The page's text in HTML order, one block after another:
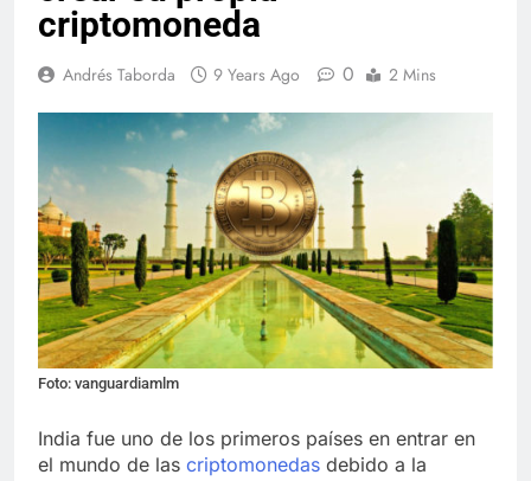
criptomoneda
Andrés Taborda 9 Years Ago 0 2 Mins
Foto: vanguardiamlm
India fue uno de los primeros países en entrar en
el mundo de las criptomonedas debido a la